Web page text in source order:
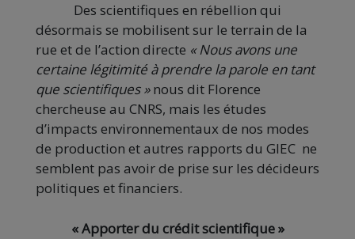
Des scientifiques en rébellion qui
désormais se mobilisent sur le terrain de la
rue et de l’action directe « Nous avons une
certaine légitimité à prendre la parole en tant
que scientifiques »nous dit Florence
chercheuse au CNRS, mais les études
d’impacts environnementaux de nos modes
de production et autres rapports du GIEC ne
semblent pas avoir de prise sur les décideurs
politiques et financiers.
« Apporter du crédit scientifique »